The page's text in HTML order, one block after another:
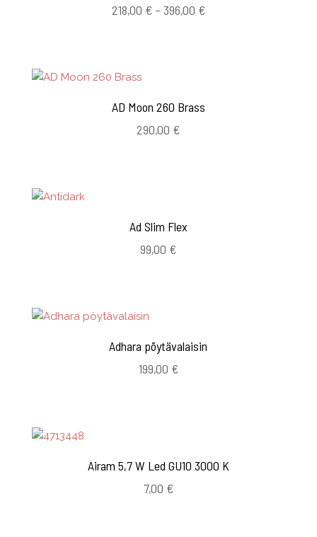
218,00 € – 396,00 €Hintaluokka:
AD Moon 260 Brass
290,00 €
Ad Slim Flex
99,00 €
Adhara pöytävalaisin
199,00 €
Airam 5,7 W Led GU10 3000 K
7,00 €